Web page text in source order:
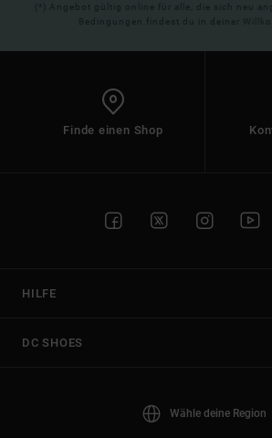
(*) Angebot gültig online für alle, die sich neu
Bedingungen findest du in deiner
Finde einen Shop
HILFE
DC SHOES
Wähle deine Region